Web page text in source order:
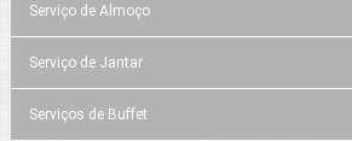
Serviço de Almoço
Serviço de Jantar
Serviços de Buffet